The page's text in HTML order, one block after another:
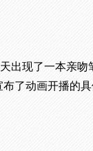
出现了一本亲
了动画开播的具